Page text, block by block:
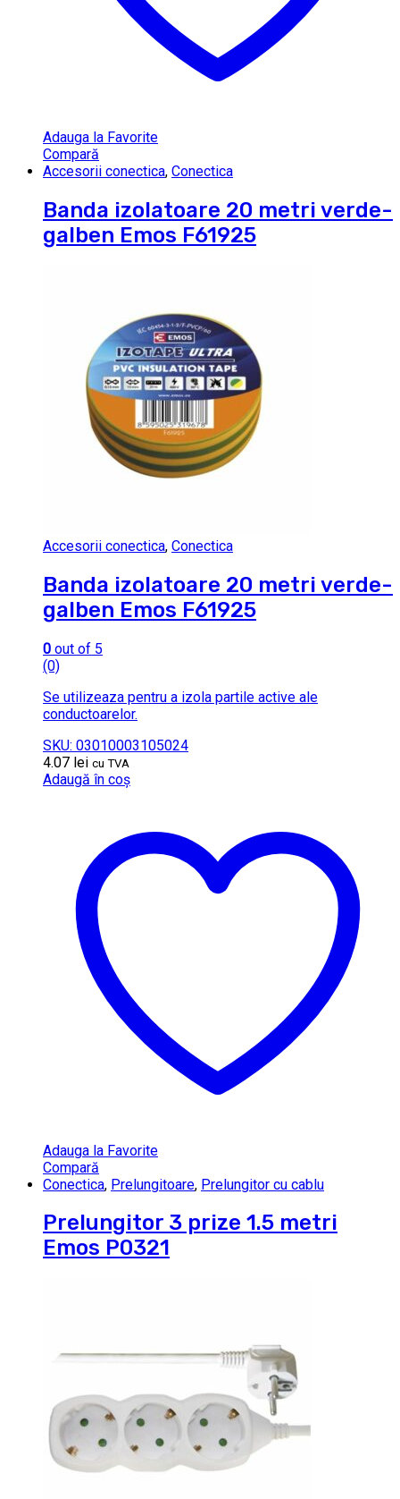
Adauga la Favorite
Compară
Accesorii conectica, Conectica
Banda izolatoare 20 metri verde-
galben Emos F61925
Accesorii conectica, Conectica
Banda izolatoare 20 metri verde-
galben Emos F61925
0 out of 5
(0)
Se utilizeaza pentru a izola partile active ale
conductoarelor.
SKU: 03010003105024
4.07 lei cu TVA
Adaugă în coș
Adauga la Favorite
Compară
Conectica, Prelungitoare, Prelungitor cu cablu
Prelungitor 3 prize 1.5 metri
Emos P0321